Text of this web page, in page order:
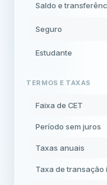
Saldo e
Seguro
Estudante
TERMOS E TAXAS
Faixa de CET
Período sem juros
Taxas anuais
Taxa de transação